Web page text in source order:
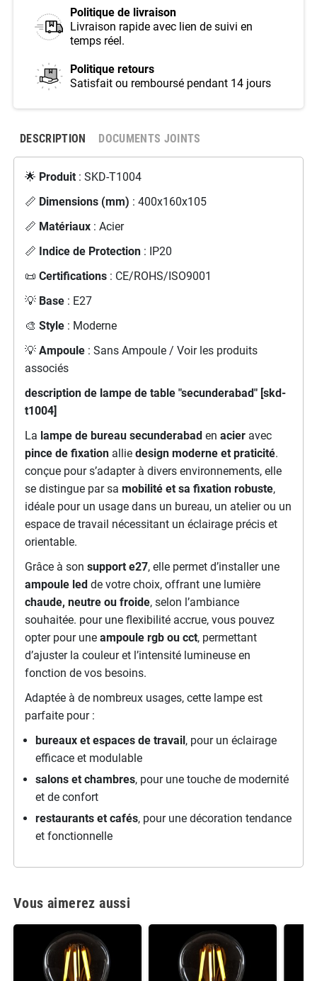
Politique de livraison
Livraison rapide avec lien de suivi en
temps réel.
Politique retours
Satisfait ou remboursé pendant 14 jours
DESCRIPTION DOCUMENTS JOINTS
🌟 Produit: SKD-T1004
📏 Dimensions (mm) : 400x160x105
📏 Matériaux: Acier
📏 Indice de Protection: IP20
📜 Certifications: CE/ROHS/ISO9001
💡 Base: E27
🎨 Style: Moderne
💡 Ampoule: Sans Ampoule / Voir les produits
associés
description de lampe de table "secunderabad" [skd-
t1004]
La lampe de bureau secunderabaden acieravec
pince de fixationallie design moderne et praticité.
conçue pour s’adapter à divers environnements, elle
se distingue par sa mobilité et sa fixation robuste,
idéale pour un usage dans un bureau, un atelier ou un
espace de travail nécessitant un éclairage précis et
orientable.
Grâce à son support e27, elle permet d’installer une
ampoule ledde votre choix, offrant une lumière
chaude, neutre ou froide, selon l’ambiance
souhaitée. pour une flexibilité accrue, vous pouvez
opter pour une ampoule rgb ou cct, permettant
d’ajuster la couleur et l’intensité lumineuse en
fonction de vos besoins.
Adaptée à de nombreux usages, cette lampe est
parfaite pour :
bureaux et espaces de travail, pour un éclairage
efficace et modulable
salons et chambres, pour une touche de modernité
et de confort
restaurants et cafés, pour une décoration tendance
et fonctionnelle
Vous aimerez aussi